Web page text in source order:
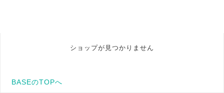
ショップが見つかりません
BASEのTOPへ